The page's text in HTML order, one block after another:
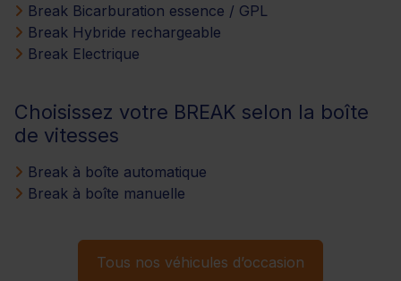
Break Bicarburation essence / GPL
Break Hybride rechargeable
Break Electrique
Choisissez votre BREAK selon la boîte
de vitesses
Break à boîte automatique
Break à boîte manuelle
Tous nos véhicules d’occasion